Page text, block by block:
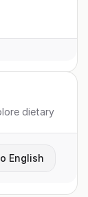
dietary
English